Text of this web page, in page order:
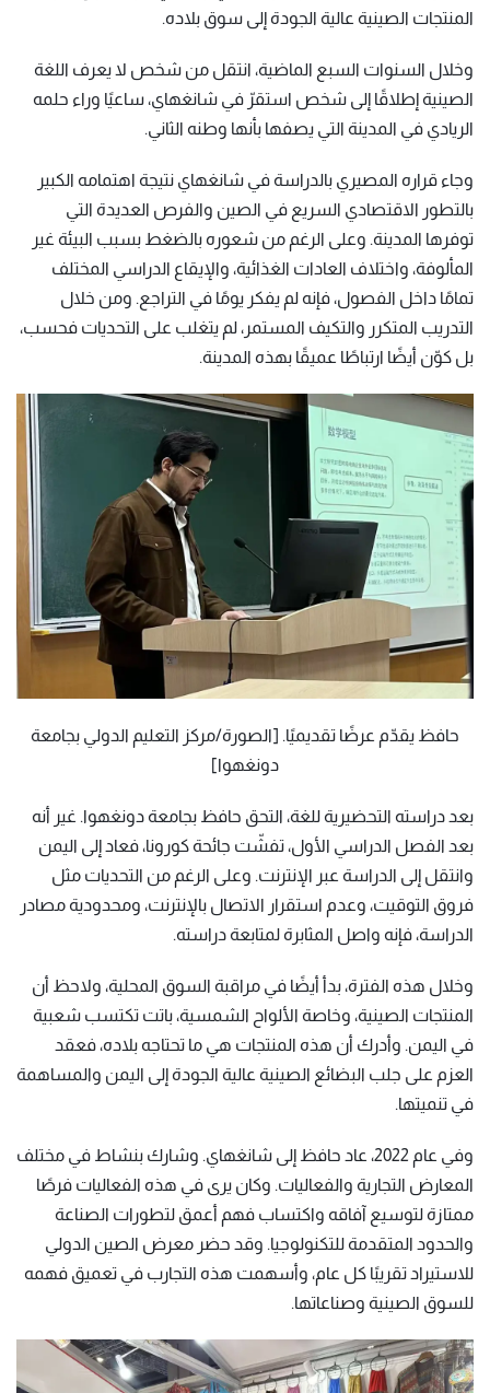
المنتجات الصينية عالية الجودة إلى سوق بلاده.
وخلال السنوات السبع الماضية، انتقل من شخص لا يعرف اللغة
الصينية إطلاقًا إلى شخص استقرّ في شانغهاي، ساعيًا وراء حلمه
الريادي في المدينة التي يصفها بأنها وطنه الثاني.
وجاء قراره المصيري بالدراسة في شانغهاي نتيجة اهتمامه الكبير
بالتطور الاقتصادي السريع في الصين والفرص العديدة التي
توفرها المدينة. وعلى الرغم من شعوره بالضغط بسبب البيئة غير
المألوفة، واختلاف العادات الغذائية، والإيقاع الدراسي المختلف
تمامًا داخل الفصول، فإنه لم يفكر يومًا في التراجع. ومن خلال
التدريب المتكرر والتكيف المستمر، لم يتغلب على التحديات فحسب،
بل كوّن أيضًا ارتباطًا عميقًا بهذه المدينة.
حافظ يقدّم عرضًا تقديميًا. [الصورة/مركز التعليم الدولي بجامعة
دونغهوا]
بعد دراسته التحضيرية للغة، التحق حافظ بجامعة دونغهوا. غير أنه
بعد الفصل الدراسي الأول، تفشّت جائحة كورونا، فعاد إلى اليمن
وانتقل إلى الدراسة عبر الإنترنت. وعلى الرغم من التحديات مثل
فروق التوقيت، وعدم استقرار الاتصال بالإنترنت، ومحدودية مصادر
الدراسة، فإنه واصل المثابرة لمتابعة دراسته.
وخلال هذه الفترة، بدأ أيضًا في مراقبة السوق المحلية، ولاحظ أن
المنتجات الصينية، وخاصة الألواح الشمسية، باتت تكتسب شعبية
في اليمن. وأدرك أن هذه المنتجات هي ما تحتاجه بلاده، فعقد
العزم على جلب البضائع الصينية عالية الجودة إلى اليمن والمساهمة
في تنميتها.
وفي عام 2022، عاد حافظ إلى شانغهاي. وشارك بنشاط في مختلف
المعارض التجارية والفعاليات. وكان يرى في هذه الفعاليات فرصًا
ممتازة لتوسيع آفاقه واكتساب فهم أعمق لتطورات الصناعة
والحدود المتقدمة للتكنولوجيا. وقد حضر معرض الصين الدولي
للاستيراد تقريبًا كل عام، وأسهمت هذه التجارب في تعميق فهمه
للسوق الصينية وصناعاتها.